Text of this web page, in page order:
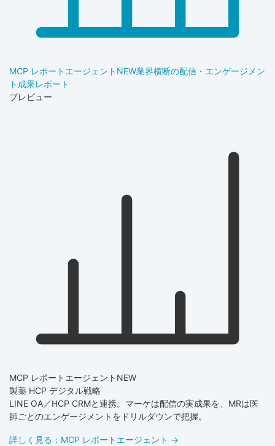
MCP レポートエージェント NEW業界横断の配信・エンゲージメン
ト成果レポート
プレビュー
MCP レポートエージェント NEW
製薬 HCP デジタル戦略
LINE OA／HCP CRMと連携。マーケは配信の実成果を、MRは医
師ごとのエンゲージメントをドリルダウンで把握。
詳しく見る：MCP レポートエージェント →